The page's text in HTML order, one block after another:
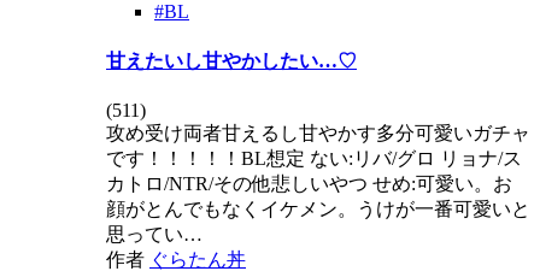
#BL
甘えたいし甘やかしたい…♡
(511)
攻め受け両者甘えるし甘やかす多分可愛いガチャ
です！！！！！BL想定 ない:リバ/グロ リョナ/ス
カトロ/NTR/その他悲しいやつ せめ:可愛い。お
顔がとんでもなくイケメン。うけが一番可愛いと
思ってい…
作者 ぐらたん丼